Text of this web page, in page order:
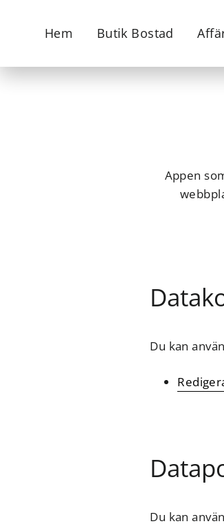
Hem Butik Bostad
Appen
Du kan
Du kan